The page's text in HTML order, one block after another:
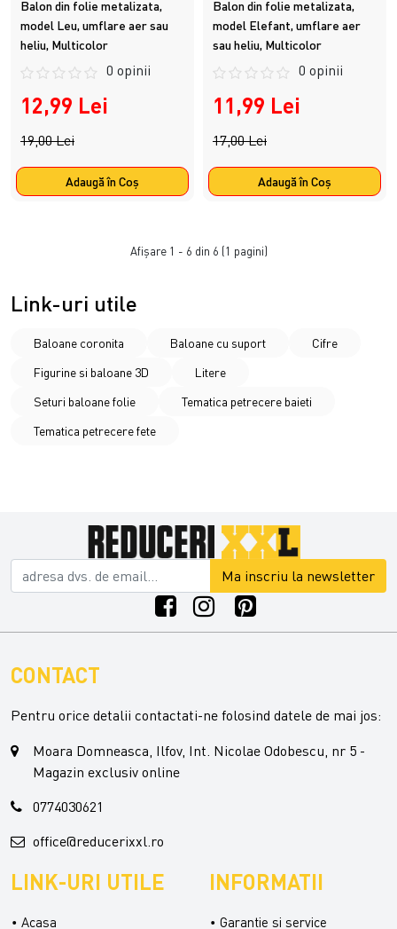
Balon din folie metalizata,
model Leu, umflare aer sau
heliu, Multicolor
0 opinii
12,99 Lei
19,00 Lei
Adaugă în Coş
Balon din folie metalizata,
model Elefant, umflare aer
sau heliu, Multicolor
0 opinii
11,99 Lei
17,00 Lei
Adaugă în Coş
Afişare 1 - 6 din 6 (1 pagini)
Link-uri utile
Baloane coronita Baloane cu suport
Cifre
Figurine si baloane 3D
Litere
Seturi baloane folie
Tematica petrecere baieti
Tematica petrecere fete
Ma inscriu la newsletter
CONTACT
Pentru orice detalii contactati-ne folosind datele de mai jos:
Moara Domneasca, Ilfov, Int. Nicolae Odobescu, nr 5 -
Magazin exclusiv online
0774030621
office@reducerixxl.ro
LINK-URI UTILE
Acasa
INFORMATII
Garantie si service